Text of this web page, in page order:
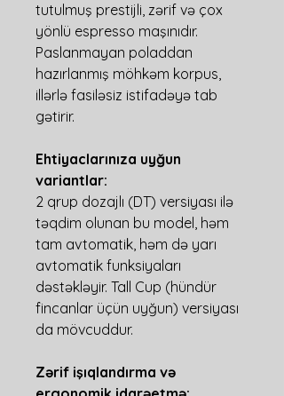
tutulmuş prestijli, zərif və çox
yönlü espresso maşınıdır.
Paslanmayan poladdan
hazırlanmış möhkəm korpus,
illərlə fasiləsiz istifadəyə tab
gətirir.
Ehtiyaclarınıza uyğun
variantlar:
2 qrup dozajlı (DT) versiyası ilə
təqdim olunan bu model, həm
tam avtomatik, həm də yarı
avtomatik funksiyaları
dəstəkləyir. Tall Cup (hündür
fincanlar üçün uyğun) versiyası
da mövcuddur.
Zərif işıqlandırma və